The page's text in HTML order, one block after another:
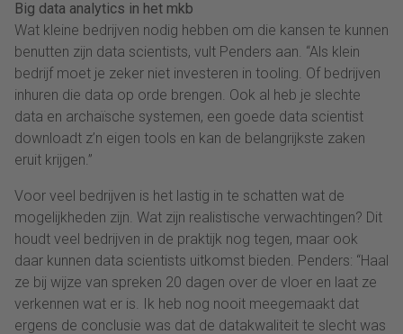
Big data analytics in het mkb
Wat kleine bedrijven nodig hebben om die kansen te kunnen
benutten zijn data scientists, vult Penders aan. “Als klein
bedrijf moet je zeker niet investeren in tooling. Of bedrijven
inhuren die data op orde brengen. Ook al heb je slechte
data en archaïsche systemen, een goede data scientist
downloadt z’n eigen tools en kan de belangrijkste zaken
eruit krijgen.”
Voor veel bedrijven is het lastig in te schatten wat de
mogelijkheden zijn. Wat zijn realistische verwachtingen? Dit
houdt veel bedrijven in de praktijk nog tegen, maar ook
daar kunnen data scientists uitkomst bieden. Penders: “Haal
ze bij wijze van spreken 20 dagen over de vloer en laat ze
verkennen wat er is. Ik heb nog nooit meegemaakt dat
ergens de conclusie was dat de datakwaliteit te slecht was